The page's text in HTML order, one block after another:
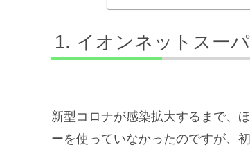
イオンネットスー
新型コロナが感染拡大するまで、
ーを使っていなかったのですが、